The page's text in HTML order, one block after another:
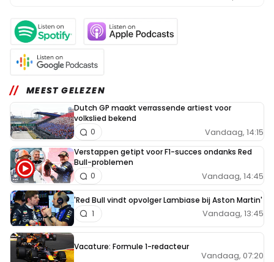
MEEST GELEZEN
Dutch GP maakt verrassende artiest voor
volkslied bekend
Vandaag, 14:15
0
Verstappen getipt voor F1-succes ondanks Red
Bull-problemen
Vandaag, 14:45
0
'Red Bull vindt opvolger Lambiase bij Aston Martin'
Vandaag, 13:45
1
Vacature: Formule 1-redacteur
Vandaag, 07:20